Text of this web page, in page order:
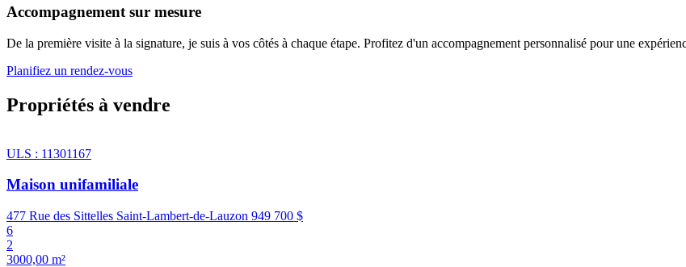
Accompagnement sur mesure
De la première visite à la signature, je suis à vos côtés à chaque étape. Profitez d'un accompagnement personnalisé pour une
Planifiez un rendez-vous
Propriétés à vendre
ULS : 11301167
Maison unifamiliale
477 Rue des Sittelles Saint-Lambert-de-Lauzon 949 700 $
6
2
3000,00 m²